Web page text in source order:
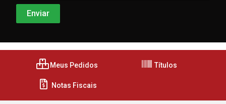
Meus Pedidos Títulos
Notas Fiscais